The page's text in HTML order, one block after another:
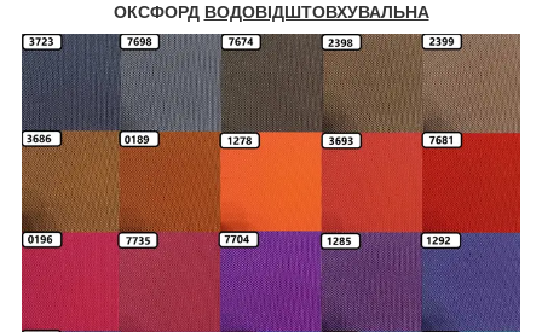
ОКСФОРД ВОДОВІДШТОВХУВАЛЬНА